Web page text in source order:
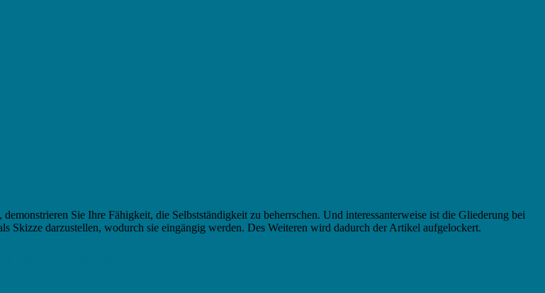
Sie Ihre Fähigkeit, die Selbstständigkeit zu beherrschen. Und interessanterweise ist die Gliederung bei
Skizze darzustellen, wodurch sie eingängig werden. Des Weiteren wird dadurch der Artikel aufgelockert.